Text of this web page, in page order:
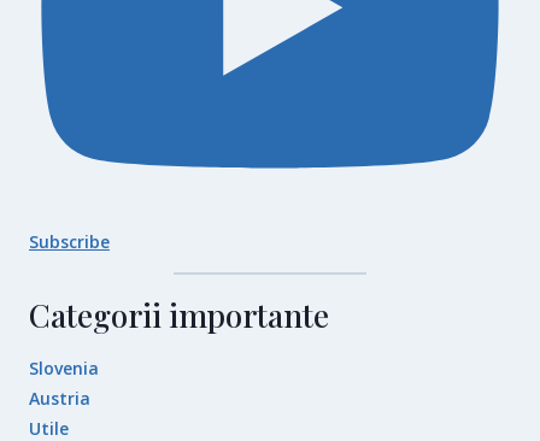
Subscribe
Categorii importante
Slovenia
Austria
Utile